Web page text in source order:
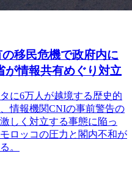
移民危機で政府内に
が情報共有めぐり対立
に6万人が越境する歴史的
情報機関CNIの事前警告の
しく対立する事態に陥っ
ロッコの圧力と閣内不和が
。